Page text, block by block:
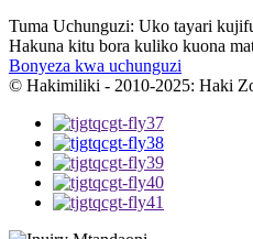
Tuma Uchunguzi: Uko tayari
Hakuna kitu bora kuliko kuona
Bonyeza kwa uchunguzi
© Hakimiliki - 2010-2025: Haki